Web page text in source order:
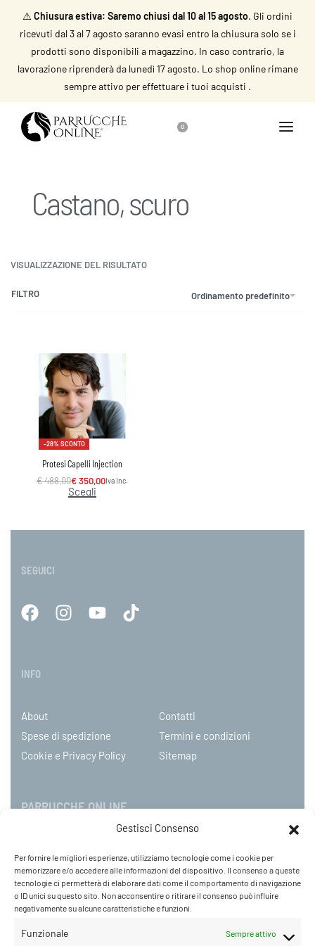
Gestisci Consenso
Per fornire le migliori esperienze, utilizziamo tecnologie come i cookie per
memorizzare e/o accedere alle informazioni del dispositivo. Il consenso a queste
tecnologie ci permetterà di elaborare dati come il comportamento di navigazione
o ID unici su questo sito. Non acconsentire o ritirare il consenso può influire
negativamente su alcune caratteristiche e funzioni.
Funzionale Sempre attivo
⚠️ Chiusura estiva: Saremo chiusi dal 10 al 15 agosto. Gli ordini
ricevuti dal 3 al 7 agosto saranno evasi entro la chiusura solo se i
prodotti sono disponibili a magazzino. In caso contrario, la
lavorazione riprenderà da lunedì 17 agosto. Lo shop online rimane
sempre attivo per effettuare i tuoi acquisti .
0
Castano, scuro
VISUALIZZAZIONE DEL RISULTATO
Ordinamento predefinito
FILTRO
-28% SCONTO
Protesi Capelli Injection
€488,00€350,00Iva Inc.
Scegli
SEGUICI
INFO
About
Contatti
Spese di spedizione
Termini e condizioni
Cookie e Privacy Policy
Sitemap
PARRUCCHE ONLINE
C.so Mazzini 31, NOVARA – Italy
Tel: +39 0321 659378 / 393229
WhatsApp: +39 342 9218104
info@parruccheonline.com
PEC –farcaphair@legalmail.it